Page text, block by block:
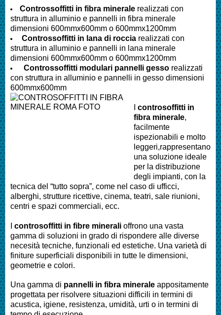
Controssoffitti in fibra minerale realizzati con
struttura in alluminio e pannelli in fibra minerale
dimensioni 600mmx600mm o 600mmx1200mm
Controssoffitti in lana di roccia realizzati con
struttura in alluminio e pannelli in lana minerale
dimensioni 600mmx600mm o 600mmx1200mm
Controssoffitti modulari pannelli gesso realizzati
con struttura in alluminio e pannelli in gesso dimensioni
600mmx600mm
controsoffitti in
fibra minerale,
facilmente
ispezionabili e molto
leggeri,rappresentano
una soluzione ideale
per la distribuzione
degli impianti, con la
tecnica del “tutto sopra”, come nel caso di ufficci,
alberghi, strutture ricettive, cinema, teatri, sale riunioni,
centri e spazi commerciali, ecc.
controsoffitti in fibre minerali offrono una vasta
gamma di soluzioni in grado di rispondere alle diverse
necesità tecniche, funzionali ed estetiche. Una varietà di
finiture superficiali disponibili in tutte le dimensioni,
geometrie e colori.
Una gamma di pannelli in fibra minerale appositamente
progettata per risolvere situazioni difficili in termini di
acustica, igiene, resistenza, umidità, urti o in termini di